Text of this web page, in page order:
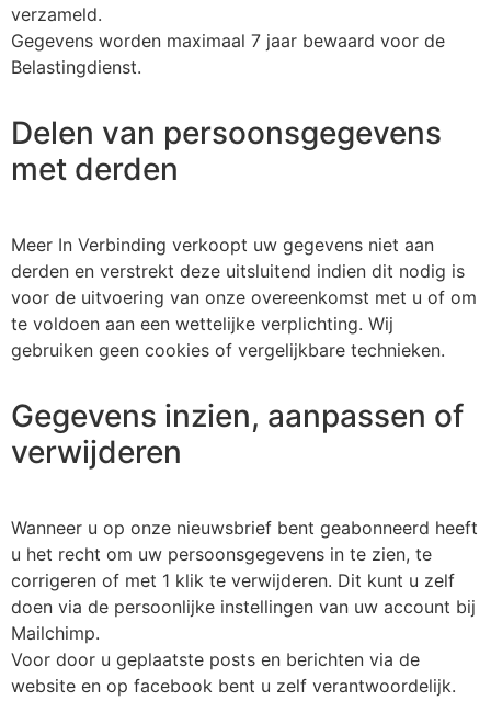
verzameld.
Gegevens worden maximaal 7 jaar bewaard voor de
Belastingdienst.
Delen van persoonsgegevens
met derden
Meer In Verbinding verkoopt uw gegevens niet aan
derden en verstrekt deze uitsluitend indien dit nodig is
voor de uitvoering van onze overeenkomst met u of om
te voldoen aan een wettelijke verplichting. Wij
gebruiken geen cookies of vergelijkbare technieken.
Gegevens inzien, aanpassen of
verwijderen
Wanneer u op onze nieuwsbrief bent geabonneerd heeft
u het recht om uw persoonsgegevens in te zien, te
corrigeren of met 1 klik te verwijderen. Dit kunt u zelf
doen via de persoonlijke instellingen van uw account bij
Mailchimp.
Voor door u geplaatste posts en berichten via de
website en op facebook bent u zelf verantwoordelijk.